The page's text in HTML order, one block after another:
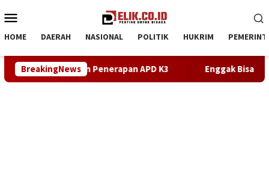
ke
Mobile
HOME DAERAH NASIONAL POLITIK HUKRIM
BreakingNews
Abaikan Penerapan APD K3 Enggak Bisa Lunasi